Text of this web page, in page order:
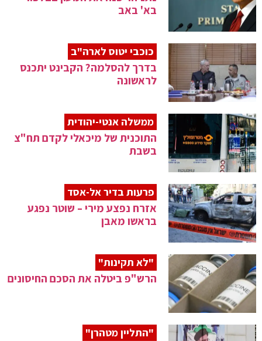
בא' באב
כוכבי יטוס לארה"ב
בדרך להסלמה? הקבינט יתכנס
לראשונה
ממשלה אנטי-יהודית
התוכנית של מיכאלי לקדם תח"צ
בשבת
פרעות בדיר אל-אסד
אזרח נפצע מירי – שוטר נפגע
בראשו מאבן
"לא תקינות"
הרש"פ ביטלה את הסכם החיסונים
"התליין מטהרן"